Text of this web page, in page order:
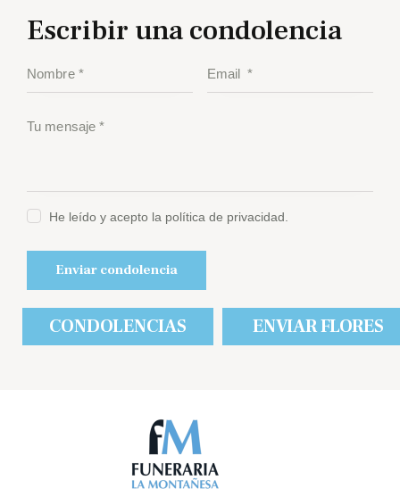
Escribir una condolencia
He leído y acepto la política de privacidad.
CONDOLENCIAS ENVIAR FLORES